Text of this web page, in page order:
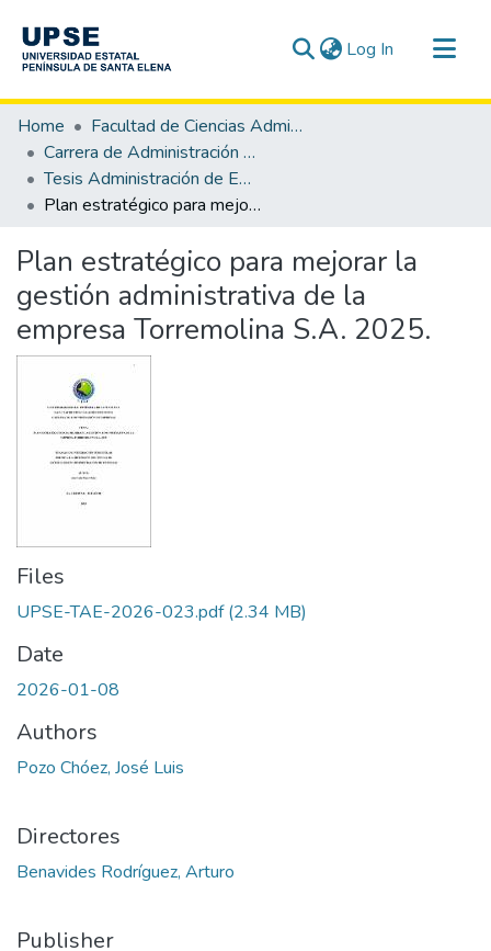
Log In (current)
Communities & Collections
All of DSpace
Statistics
Home
Facultad de Ciencias Administrativas
Carrera de Administración de Empresas
Tesis Administración de Empresas
Plan estratégico para mejorar la gestión administrativa de la empresa Torremolina S.A. 2025.
Plan estratégico para mejorar la
gestión administrativa de la
empresa Torremolina S.A. 2025.
Files
UPSE-TAE-2026-023.pdf(2.34 MB)
Date
2026-01-08
Authors
Pozo Chóez, José Luis
Directores
Benavides Rodríguez, Arturo
Publisher